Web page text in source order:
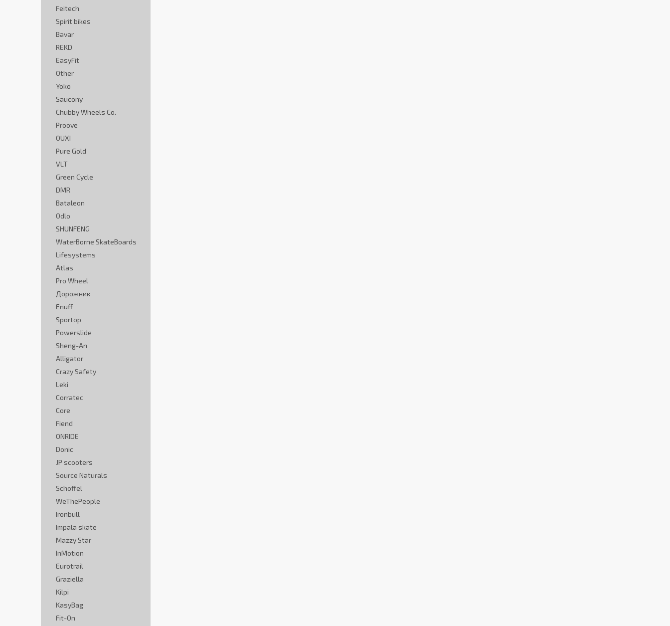
Feitech
Spirit bikes
Bavar
REKD
EasyFit
Other
Yoko
Saucony
Chubby Wheels Co.
Proove
OUXI
Pure Gold
VLT
Green Cycle
DMR
Bataleon
Odlo
SHUNFENG
WaterBorne SkateBoards
Lifesystems
Atlas
Pro Wheel
Дорожник
Enuff
Sportop
Powerslide
Sheng-An
Alligator
Crazy Safety
Leki
Corratec
Core
Fiend
ONRIDE
Donic
JP scooters
Source Naturals
Schoffel
WeThePeople
Ironbull
Impala skate
Mazzy Star
InMotion
Eurotrail
Graziella
Kilpi
KasyBag
Fit-On